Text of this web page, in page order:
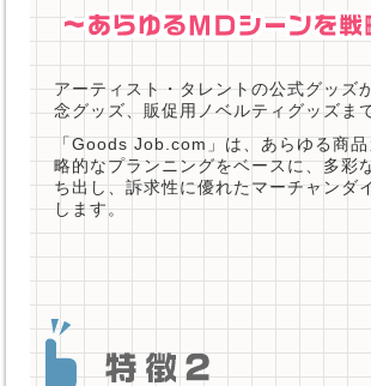
アーティスト・タレントの公式グッズ
念グッズ、販促用ノベルティグッズま
「Goods Job.com」は、あらゆる商
略的なプランニングをベースに、多彩
ち出し、訴求性に優れたマーチャンダ
します。